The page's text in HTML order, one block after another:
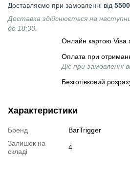
Доставляємо при замовленні від
Доставка здійснюється на
до 18:30.
Онлайн картою Visa
Оплата при
Діє при замовленні
Безготівковий
Характеристики
Бренд
BarTrigger
Залишок на
складі
4